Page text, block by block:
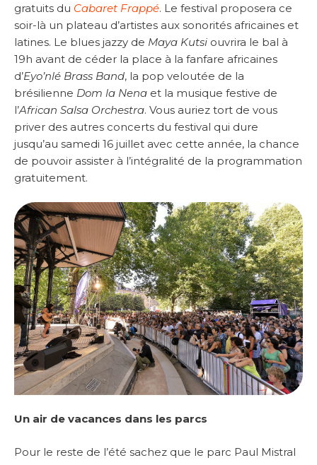
gratuits du Cabaret Frappé. Le festival proposera ce
soir-là un plateau d’artistes aux sonorités africaines et
latines. Le blues jazzy de Maya Kutsi ouvrira le bal à
19h avant de céder la place à la fanfare africaines
d’Eyo’nlé Brass Band, la pop veloutée de la
brésilienne Dom la Nena et la musique festive de
l’African Salsa Orchestra. Vous auriez tort de vous
priver des autres concerts du festival qui dure
jusqu’au samedi 16 juillet avec cette année, la chance
de pouvoir assister à l’intégralité de la programmation
gratuitement.
Un air de vacances dans les parcs
Pour le reste de l’été sachez que le parc Paul Mistral